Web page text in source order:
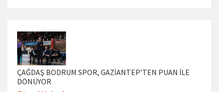
ÇAĞDAŞ BODRUM SPOR, GAZİANTEP’TEN PUAN İLE
DÖNÜYOR